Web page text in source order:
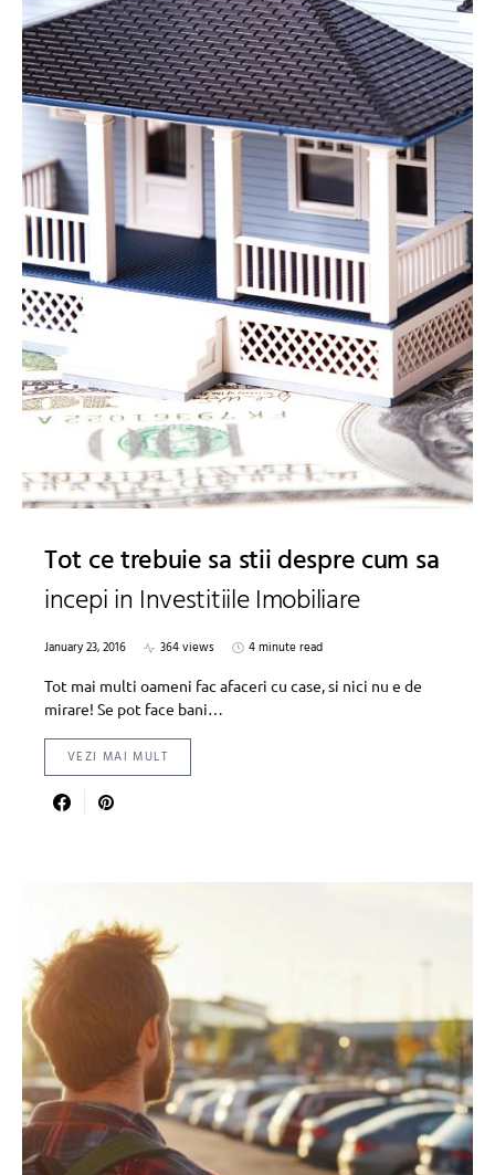
Tot ce trebuie sa stii despre cum sa
incepi in Investitiile Imobiliare
January 23, 2016 364 views
4 minute read
Tot mai multi oameni fac afaceri cu case, si nici nu e de
mirare! Se pot face bani…
VEZI MAI MULT